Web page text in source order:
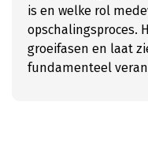
is en welke rol
opschalingsproces.
groeifasen en laat
fundamenteel